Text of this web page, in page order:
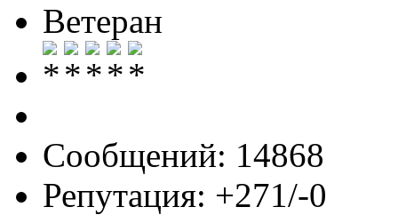
Ветеран
Сообщений: 14868
Репутация: +271/-0